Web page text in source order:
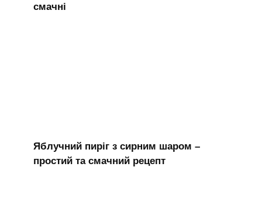
смачні
Яблучний пиріг з сирним шаром –
простий та смачний рецепт